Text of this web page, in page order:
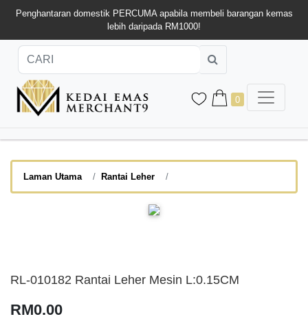
Penghantaran domestik PERCUMA apabila membeli barangan kemas
lebih daripada RM1000!
0
Laman Utama Rantai Leher
RL-010182 Rantai Leher Mesin L:0.15CM
RM0.00